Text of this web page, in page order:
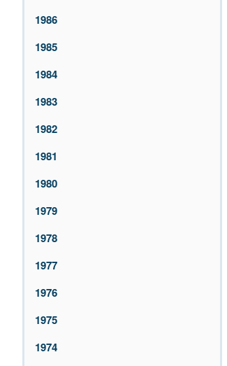
1986
1985
1984
1983
1982
1981
1980
1979
1978
1977
1976
1975
1974